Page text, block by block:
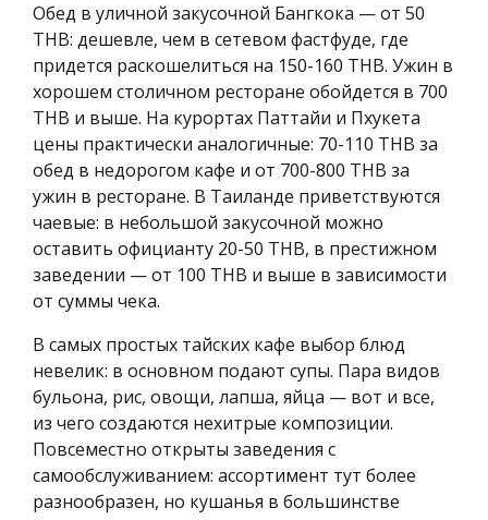
Обед в уличной закусочной Бангкока — от 50
THB: дешевле, чем в сетевом фастфуде, где
придется раскошелиться на 150-160 THB. Ужин в
хорошем столичном ресторане обойдется в 700
THB и выше. На курортах Паттайи и Пхукета
цены практически аналогичные: 70-110 THB за
обед в недорогом кафе и от 700-800 THB за
ужин в ресторане. В Таиланде приветствуются
чаевые: в небольшой закусочной можно
оставить официанту 20-50 THB, в престижном
заведении — от 100 THB и выше в зависимости
от суммы чека.
В самых простых тайских кафе выбор блюд
невелик: в основном подают супы. Пара видов
бульона, рис, овощи, лапша, яйца — вот и все,
из чего создаются нехитрые композиции.
Повсеместно открыты заведения с
самообслуживанием: ассортимент тут более
разнообразен, но кушанья в большинстве